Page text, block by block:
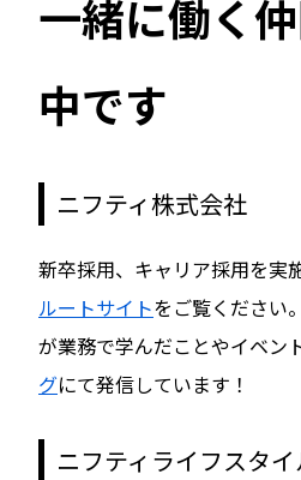
一緒に働く
中です
ニフティ株式会社
新卒採用、キャリア採用を実
ルートサイトをご覧ください
が業務で学んだことやイベン
グにて発信しています！
ニフティライフスタ